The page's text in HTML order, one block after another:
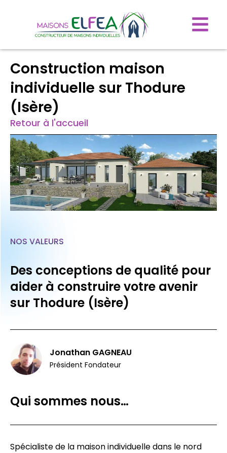
Construction maison
individuelle sur Thodure
(Isère)
Retour à l'accueil
Qui sommes nous…
Spécialiste de la maison individuelle dans le nord
NOS VALEURS
Des conceptions de qualité pour
aider à construire votre avenir
sur Thodure (Isère)
Jonathan GAGNEAU
Président Fondateur